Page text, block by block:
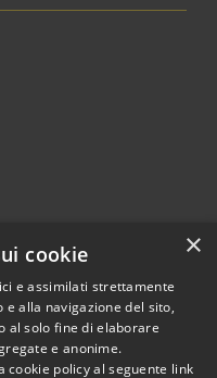
© 2026 • Comune di
×
cookie
e assimilati strettamente
alla navigazione del sito,
al solo fine di elaborare
e anonime.
cookie policy al seguente link